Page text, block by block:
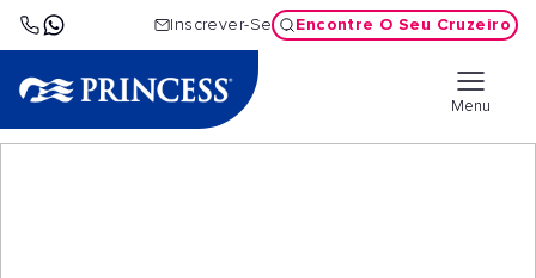
Inscrever-Se Encontre O Seu Cruzeiro
Menu